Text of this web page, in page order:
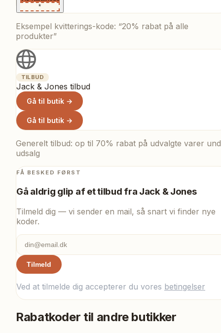
*
Eksempel kvitterings-kode: “20% rabat på alle
produkter”
TILBUD
Jack & Jones tilbud
Gå til butik →
Gå til butik →
Generelt tilbud: op til 70% rabat på udvalgte varer
udsalg
FÅ BESKED FØRST
Gå aldrig glip af et tilbud fra Jack & Jones
Tilmeld dig — vi sender en mail, så snart vi finder nye
koder.
Tilmeld
Ved at tilmelde dig accepterer du vores betingelser
Rabatkoder til andre butikker